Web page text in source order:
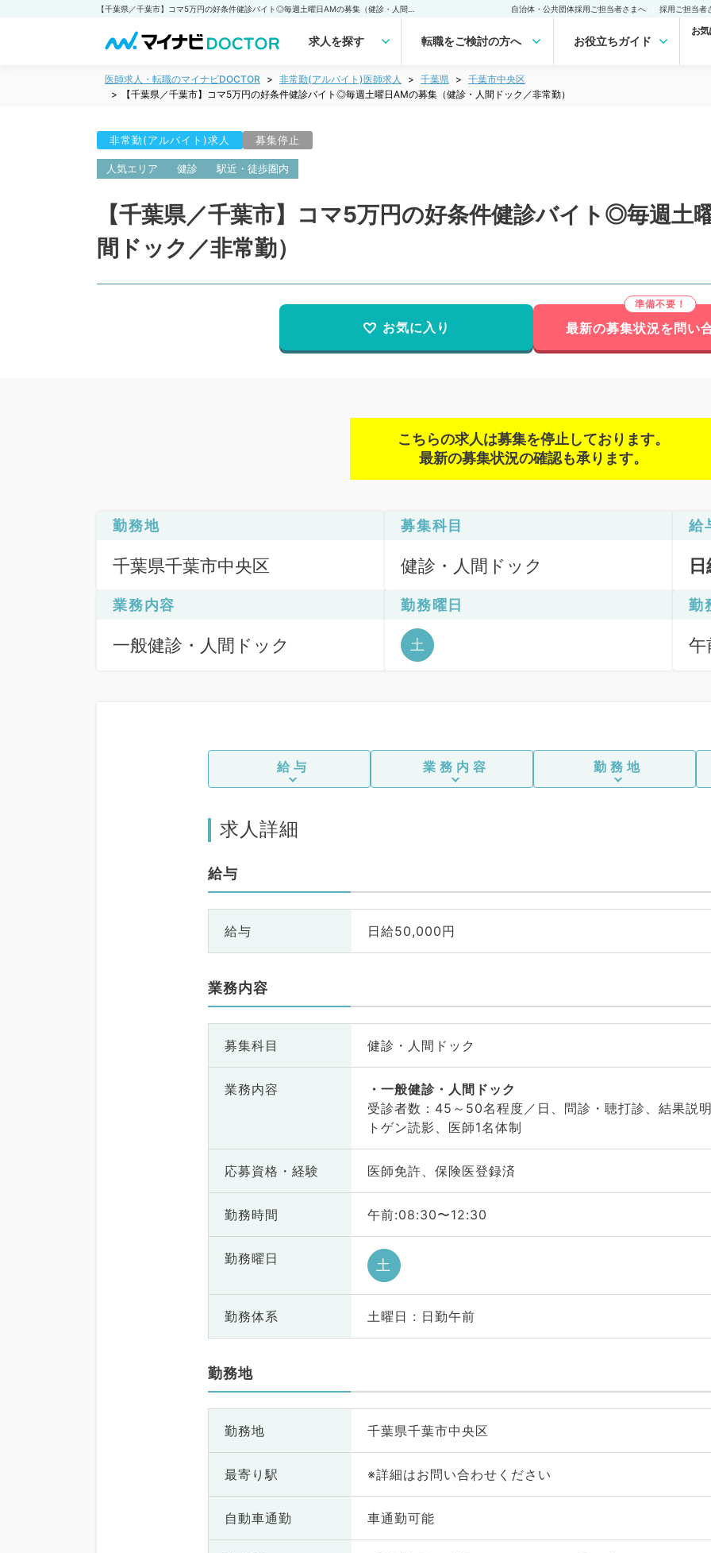
自治体・公共団体採用ご担当者さまへ 採用ご担当者
求人を探す 転職をご検討の方へ お役立ちガイド
お
医師求人・転職のマイナビDOCTOR 非常勤(アルバイト)医師求人 千葉県
千葉市中央区
【千葉県／千葉市】コマ5万円の好条件健診バイト◎毎週土曜日AMの募集（健診・人間ドック／非常勤）
非常勤(アルバイト)求人 募集停止
人気エリア 健診 駅近・徒歩圏内
【千葉県／千葉市】コマ5万円の好条件健診バイト◎毎週土
間ドック／非常勤）
お気に入り 最新の募集状況を問い
こちらの求人は募集を停止しております。
最新の募集状況の確認も承ります。
勤務地
千葉県千葉市中央区
募集科目
健診・人間ドック
給
業務内容
一般健診・人間ドック
勤務曜日
土
勤
午
給与 業務内容 勤務地
求人詳細
給与
給与 日給50,000円
業務内容
募集科目 健診・人間ドック
業務内容
一般健診・人間ドック
受診者数：45～50名程度／日、問診・聴打診、結果説
トゲン読影、医師1名体制
応募資格・ 経験 医師免許、保険医登録済
勤務時間 午前:08:30〜12:30
勤務曜日 土
勤務体系 土曜日 : 日勤午前
勤務地
勤務地 千葉県千葉市中央区
最寄り駅 ※詳細はお問い合わせください
自動車通勤 車通勤可能